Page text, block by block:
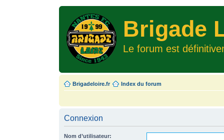
Brigade
Le forum est
Brigadeloire.fr Index du forum
Connexion
Nom d’utilisateur: